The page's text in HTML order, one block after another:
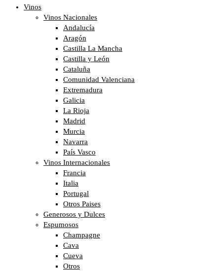
Vinos
Vinos Nacionales
Andalucía
Aragón
Castilla La Mancha
Castilla y León
Cataluña
Comunidad Valenciana
Extremadura
Galicia
La Rioja
Madrid
Murcia
Navarra
País Vasco
Vinos Internacionales
Francia
Italia
Portugal
Otros Paises
Generosos y Dulces
Espumosos
Champagne
Cava
Cueva
Otros